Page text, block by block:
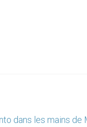
dans les mains de